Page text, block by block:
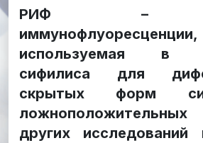
РИФ –
иммунофлуоресценции,
используемая в
сифилиса для
скрытых форм
ложноположительных
других исследований